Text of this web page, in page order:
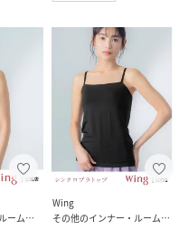
その他のインナー・ルームウェア
Wing
その他のインナー・ルームウェア